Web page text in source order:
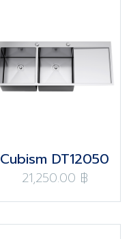
Cubism DT12050
21,250.00 ฿